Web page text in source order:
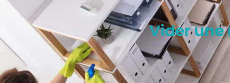
Vider une